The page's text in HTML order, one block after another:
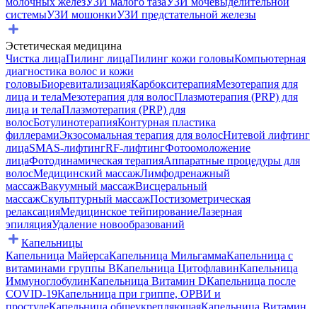
системыУЗИ мошонкиУЗИ предстательной железы
Эстетическая медицина
Чистка лицаПилинг лицаПилинг кожи головыКомпьютерная
диагностика волос и кожи
головыБиоревитализацияКарбокситерапияМезотерапия для
лица и телаМезотерапия для волосПлазмотерапия (PRP) для
лица и телаПлазмотерапия (PRP) для
волосБотулинотерапияКонтурная пластика
филлерамиЭкзосомальная терапия для волосНитевой лифтинг
лицаSMAS-лифтингRF-лифтингФотоомоложение
лицаФотодинамическая терапияАппаратные процедуры для
волосМедицинский массажЛимфодренажный
массажВакуумный массажВисцеральный
массажСкульптурный массажПостизометрическая
релаксацияМедицинское тейпированиеЛазерная
эпиляцияУдаление новообразований
Капельницы
Капельница МайерсаКапельница МильгаммаКапельница с
витаминами группы BКапельница ЦитофлавинКапельница
ИммуноглобулинКапельница Витамин DКапельница после
COVID-19Капельница при гриппе, ОРВИ и
простудеКапельница общеукрепляющаяКапельница Витамин